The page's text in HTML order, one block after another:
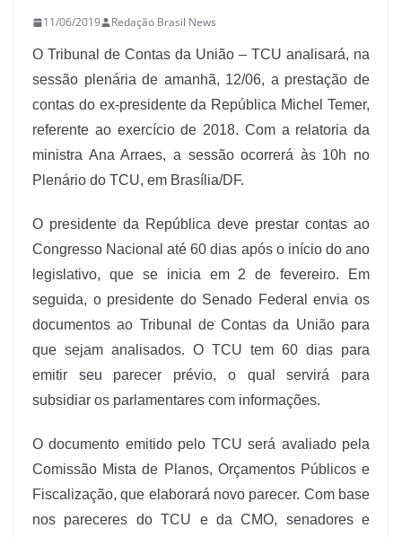
11/06/2019 Redação Brasil News
O Tribunal de Contas da União – TCU analisará, na
sessão plenária de amanhã, 12/06, a prestação de
contas do ex-presidente da República Michel Temer,
referente ao exercício de 2018. Com a relatoria da
ministra Ana Arraes, a sessão ocorrerá às 10h no
Plenário do TCU, em Brasília/DF.
O presidente da República deve prestar contas ao
Congresso Nacional até 60 dias após o início do ano
legislativo, que se inicia em 2 de fevereiro. Em
seguida, o presidente do Senado Federal envia os
documentos ao Tribunal de Contas da União para
que sejam analisados. O TCU tem 60 dias para
emitir seu parecer prévio, o qual servirá para
subsidiar os parlamentares com informações.
O documento emitido pelo TCU será avaliado pela
Comissão Mista de Planos, Orçamentos Públicos e
Fiscalização, que elaborará novo parecer. Com base
nos pareceres do TCU e da CMO, senadores e